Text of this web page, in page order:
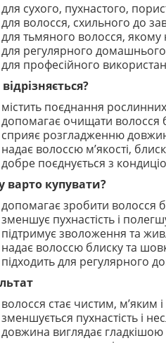
для сухого, пухнастого,
для волосся, схильного до
для тьмяного волосся, якому
для регулярного
для професійного
містить поєднання рослинних
допомагає очищати волосся
сприяє розгладженню
надає волоссю м’якості,
добре поєднується з
варто купувати?
допомагає зробити волосся
зменшує пухнастість і
підтримує зволоження та
надає волоссю блиску та
підходить для регулярного
волосся стає чистим, м’яким
зменшується пухнастість і
довжина виглядає